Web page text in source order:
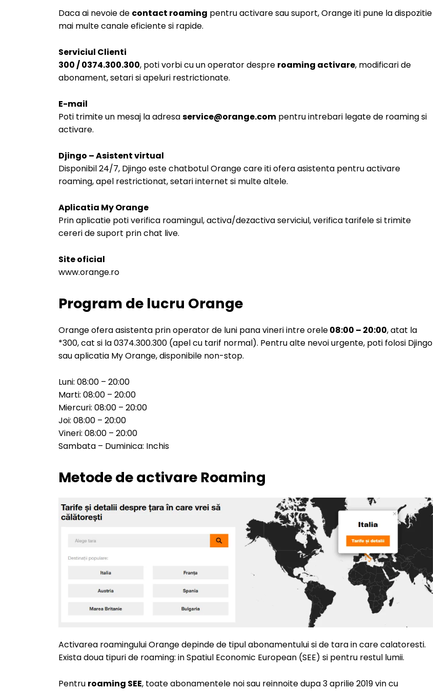
Daca ai nevoie de contact roaming pentru activare sau suport, Orange iti pune la dispozitie
mai multe canale eficiente si rapide.
Serviciul Clienti
300 / 0374.300.300, poti vorbi cu un operator despre roaming activare, modificari de
abonament, setari si apeluri restrictionate.
E-mail
Poti trimite un mesaj la adresaservice@orange.com pentru intrebari legate de roaming si
activare.
Djingo – Asistent virtual
Disponibil 24/7, Djingo este chatbotul Orange care iti ofera asistenta pentru activare
roaming, apel restrictionat, setari internet si multe altele.
Aplicatia My Orange
Prin aplicatie poti verifica roamingul, activa/dezactiva serviciul, verifica tarifele si trimite
cereri de suport prin chat live.
Site oficial
www.orange.ro
Program de lucru Orange
Orange ofera asistenta prin operator de luni pana vineri intre orele08:00 – 20:00, atat la
*300, cat si la 0374.300.300 (apel cu tarif normal). Pentru alte nevoi urgente, poti folosi Djingo
sau aplicatia My Orange, disponibile non-stop.
Luni: 08:00 – 20:00
Marti: 08:00 – 20:00
Miercuri: 08:00 – 20:00
Joi: 08:00 – 20:00
Vineri: 08:00 – 20:00
Sambata – Duminica: Inchis
Metode de activare Roaming
Activarea roamingului Orange depinde de tipul abonamentului si de tara in care calatoresti.
Exista doua tipuri de roaming: in Spatiul Economic European (SEE) si pentru restul lumii.
Pentru roaming SEE, toate abonamentele noi sau reinnoite dupa 3 aprilie 2019 vin cu